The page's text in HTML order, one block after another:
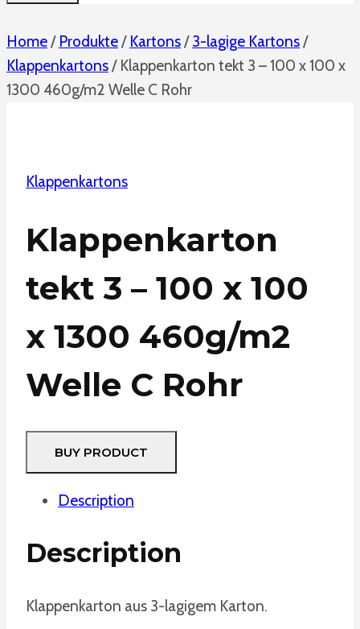
Home/ Produkte/ Kartons/ 3-lagige Kartons/
Klappenkartons/ Klappenkarton tekt 3 – 100 x 100 x
1300 460g/m2 Welle C Rohr
Klappenkartons
Klappenkarton
tekt 3 – 100 x 100
x 1300 460g/m2
Welle C Rohr
BUY PRODUCT
Description
Description
Klappenkarton aus 3-lagigem Karton.